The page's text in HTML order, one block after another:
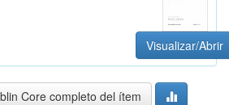
Visualizar/Abrir
Core completo del ítem